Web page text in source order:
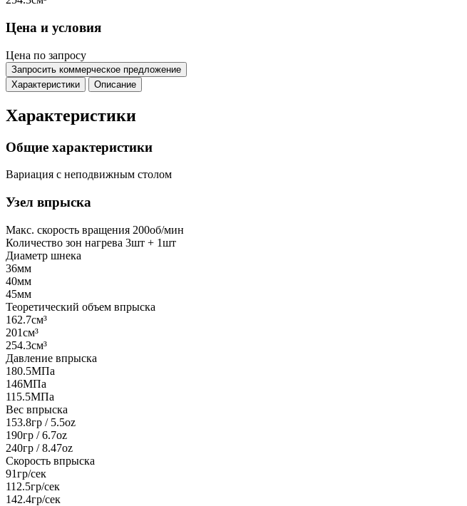
Цена и условия
Цена по запросу
Запросить коммерческое предложение
Характеристики
Описание
Характеристики
Общие характеристики
Вариация с неподвижным столом
Узел впрыска
Макс. скорость вращения 200об/мин
Количество зон нагрева 3шт + 1шт
Диаметр шнека
36мм
40мм
45мм
Теоретический объем впрыска
162.7см³
201см³
254.3см³
Давление впрыска
180.5МПа
146МПа
115.5МПа
Вес впрыска
153.8гр / 5.5oz
190гр / 6.7oz
240гр / 8.47oz
Скорость впрыска
91гр/сек
112.5гр/сек
142.4гр/сек